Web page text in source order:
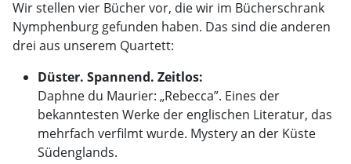
Wir stellen vier Bücher vor, die wir im Bücherschrank
Nymphenburg gefunden haben. Das sind die anderen
drei aus unserem Quartett:
Düster. Spannend. Zeitlos:
Daphne du Maurier: „Rebecca”. Eines der
bekanntesten Werke der englischen Literatur, das
mehrfach verfilmt wurde. Mystery an der Küste
Südenglands.